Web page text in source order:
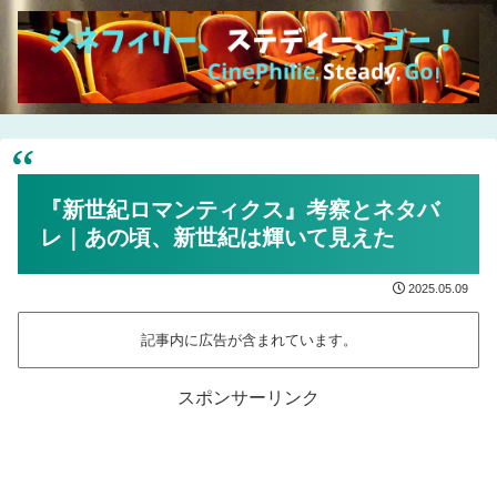
『新世紀ロマンティクス』考察とネタバ
レ｜あの頃、新世紀は輝いて見えた
2025.05.09
記事内に広告が含まれています。
スポンサーリンク